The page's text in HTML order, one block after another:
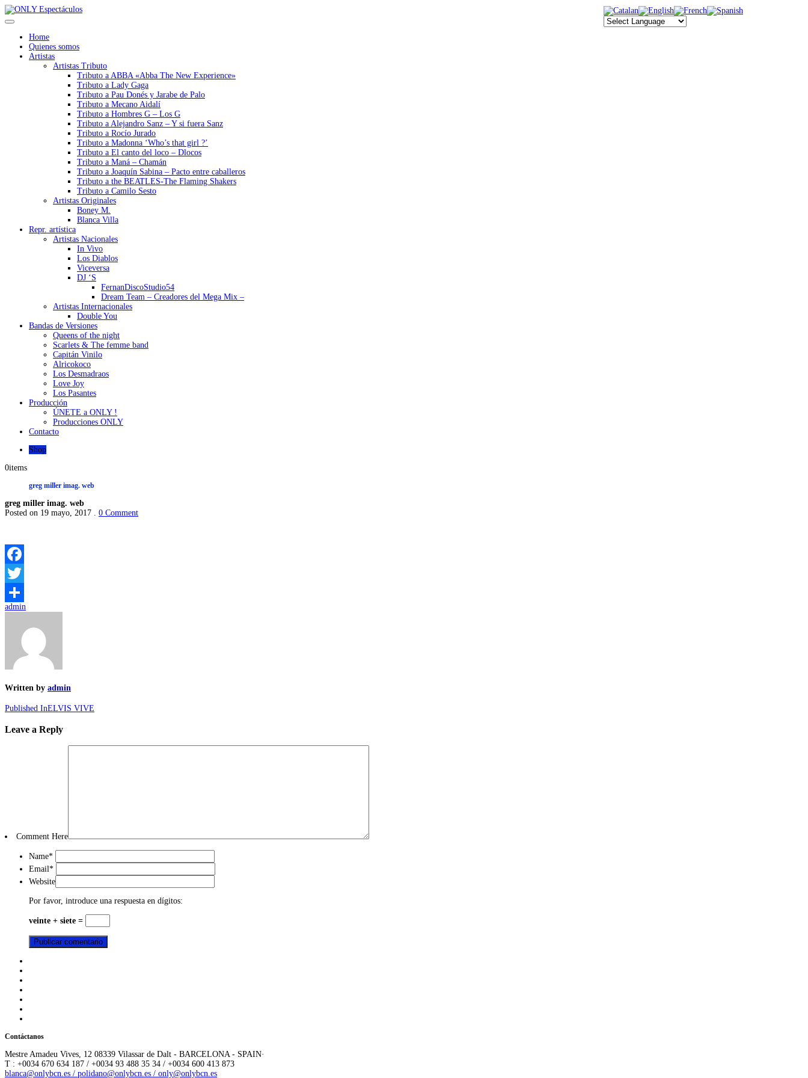
Home
Quienes somos
Artistas
Artistas Tributo
Tributo a ABBA «Abba The New Experience»
Tributo a Lady Gaga
Tributo a Pau Donés y Jarabe de Palo
Tributo a Mecano Aidalí
Tributo a Hombres G – Los G
Tributo a Alejandro Sanz – Y si fuera Sanz
Tributo a Rocío Jurado
Tributo a Madonna ‘Who’s that girl ?’
Tributo a El canto del loco – Dlocos
Tributo a Maná – Chamán
Tributo a Joaquín Sabina – Pacto entre caballeros
Tributo a the BEATLES-The Flaming Shakers
Tributo a Camilo Sesto
Artistas Originales
Boney M.
Blanca Villa
Repr. artística
Artistas Nacionales
In Vivo
Los Diablos
Viceversa
DJ ‘S
FernanDiscoStudio54
Dream Team – Creadores del Mega Mix –
Artistas Internacionales
Double You
Bandas de Versiones
Queens of the night
Scarlets & The femme band
Capitán Vinilo
Alricokoco
Los Desmadraos
Love Joy
Los Pasantes
Producción
ÚNETE a ONLY !
Producciones ONLY
Contacto
Shop
0items
greg miller imag. web
greg miller imag. web
Posted on 19 mayo, 2017 . 0 Comment
Facebook
Twitter
Compartir
admin
Written by admin
Published InELVIS VIVE
Leave a Reply
Comment Here
Name*
Email*
Website
Por favor, introduce una respuesta en dígitos:
veinte + siete =
Contáctanos
Mestre Amadeu Vives, 12 08339 Vilassar de Dalt - BARCELONA - SPAIN·
T : +0034 670 634 187 / +0034 93 488 35 34 / +0034 600 413 873
blanca@onlybcn.es / polidano@onlybcn.es / only@onlybcn.es